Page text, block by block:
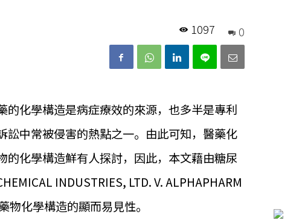
0
1097
化學構造是病症療效的來源，也多半是專利
中常被侵害的熱點之一。由此可知，醫藥化
化學構造鮮有人探討，因此，本文藉由糖尿
INDUSTRIES, LTD. V. ALPHAPHARM
物化學構造的顯而易見性。